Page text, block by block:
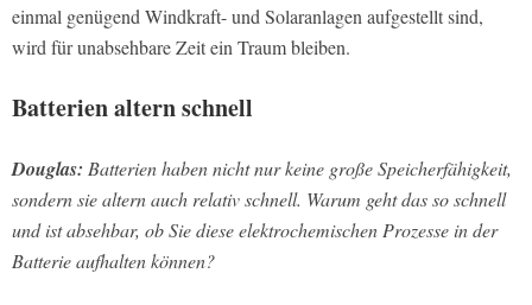
einmal genügend Windkraft- und Solaranlagen aufgestellt sind,
wird für unabsehbare Zeit ein Traum bleiben.
Batterien altern schnell
Douglas: Batterien haben nicht nur keine große Speicherfähigkeit,
sondern sie altern auch relativ schnell. Warum geht das so schnell
und ist absehbar, ob Sie diese elektrochemischen Prozesse in der
Batterie aufhalten können?